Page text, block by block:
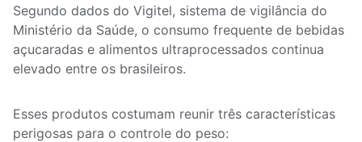
Segundo dados do Vigitel, sistema de vigilância do
Ministério da Saúde, o consumo frequente de bebidas
açucaradas e alimentos ultraprocessados continua
elevado entre os brasileiros.
Esses produtos costumam reunir três características
perigosas para o controle do peso: